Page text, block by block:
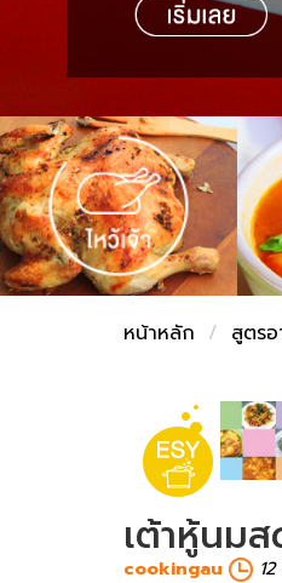
เปรียบเทียบน้ำหนักวั
ชั่งตวงเนย
หน้าหลัก สูตร
เต้าหู้นม
cookingau